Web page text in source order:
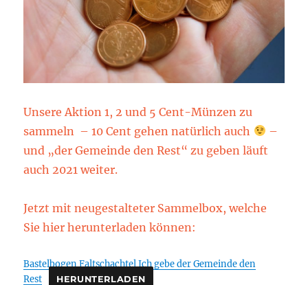
Unsere Aktion 1, 2 und 5 Cent-Münzen zu
sammeln – 10 Cent gehen natürlich auch
–
und „der Gemeinde den Rest“ zu geben läuft
auch 2021 weiter.
Jetzt mit neugestalteter Sammelbox, welche
Sie hier herunterladen können:
Bastelbogen Faltschachtel Ich gebe der Gemeinde den
Rest
HERUNTERLADEN